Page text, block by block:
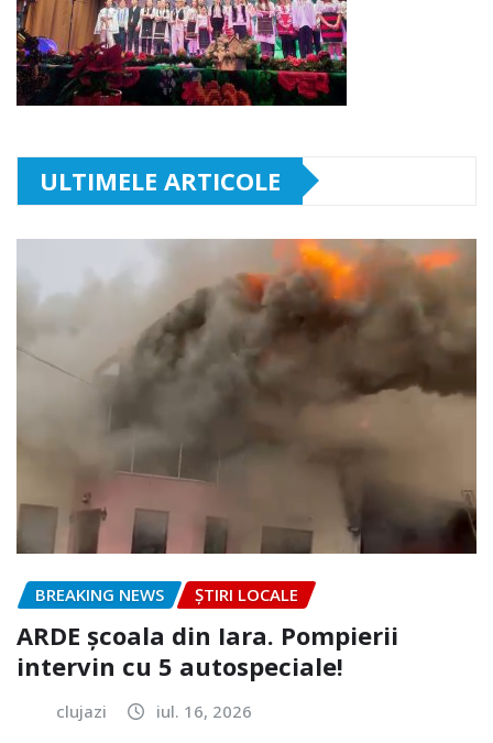
ULTIMELE ARTICOLE
BREAKING NEWS ȘTIRI LOCALE
ARDE școala din Iara. Pompierii
intervin cu 5 autospeciale!
clujazi iul. 16, 2026